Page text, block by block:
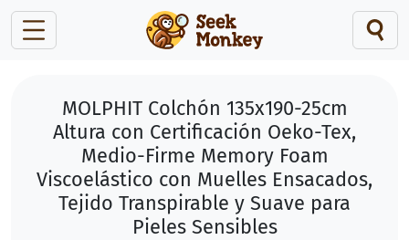
MOLPHIT Colchón 135x190-25cm
Altura con Certificación Oeko-Tex,
Medio-Firme Memory Foam
Viscoelástico con Muelles Ensacados,
Tejido Transpirable y Suave para
Pieles Sensibles